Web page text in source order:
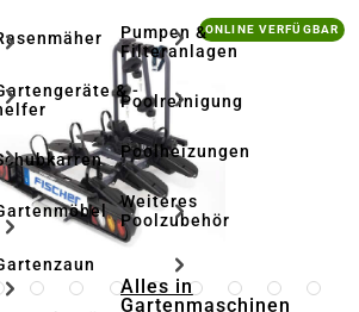
& -
Pumpen &
Filteranlagen
Poolreinigung
Poolheizungen
Weiteres
Poolzubehör
Alles in
Gartenmaschinen
ONLINE VERFÜGBAR